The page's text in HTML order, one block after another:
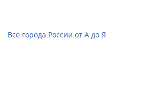
Все города России от А до Я